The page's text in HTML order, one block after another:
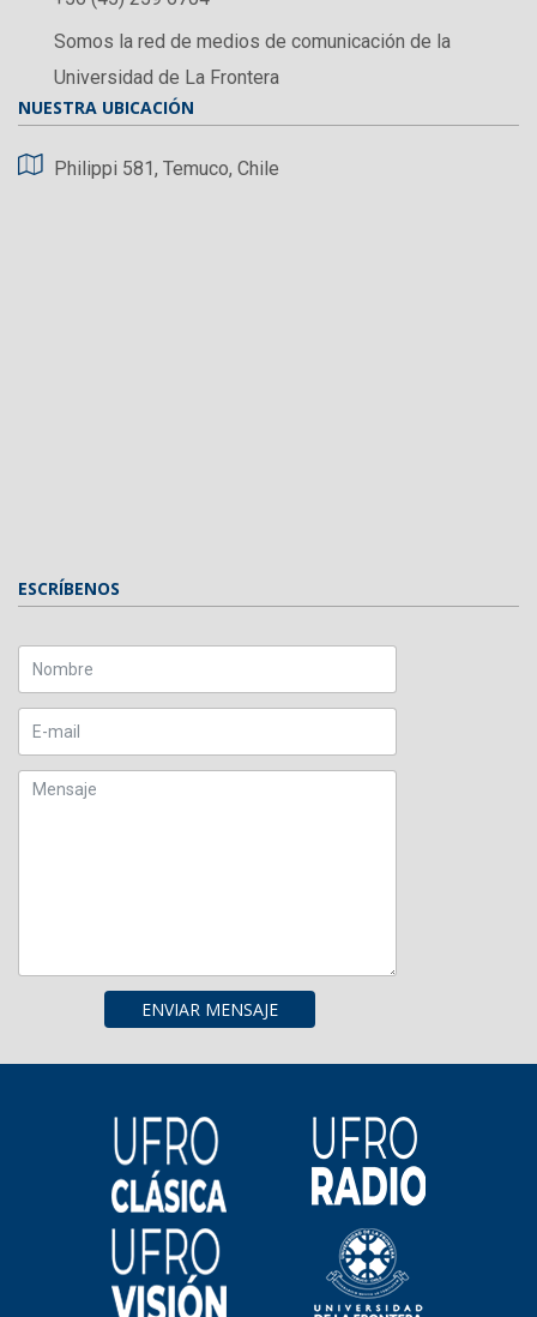
Somos la red de medios de comunicación de la
Universidad de La Frontera
NUESTRA UBICACIÓN
Philippi 581, Temuco, Chile
ESCRÍBENOS